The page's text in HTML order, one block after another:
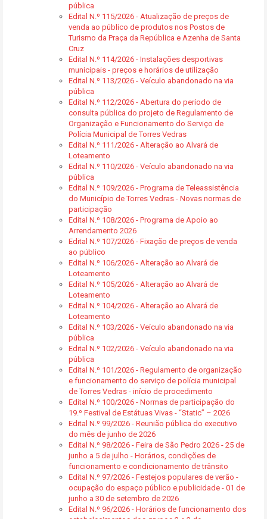
pública
Edital N.º 115/2026 - Atualização de preços de
venda ao público de produtos nos Postos de
Turismo da Praça da República e Azenha de Santa
Cruz
Edital N.º 114/2026 - Instalações desportivas
municipais - preços e horários de utilização
Edital N.º 113/2026 - Veículo abandonado na via
pública
Edital N.º 112/2026 - Abertura do período de
consulta pública do projeto de Regulamento de
Organização e Funcionamento do Serviço de
Polícia Municipal de Torres Vedras
Edital N.º 111/2026 - Alteração ao Alvará de
Loteamento
Edital N.º 110/2026 - Veículo abandonado na via
pública
Edital N.º 109/2026 - Programa de Teleassistência
do Município de Torres Vedras - Novas normas de
participação
Edital N.º 108/2026 - Programa de Apoio ao
Arrendamento 2026
Edital N.º 107/2026 - Fixação de preços de venda
ao público
Edital N.º 106/2026 - Alteração ao Alvará de
Loteamento
Edital N.º 105/2026 - Alteração ao Alvará de
Loteamento
Edital N.º 104/2026 - Alteração ao Alvará de
Loteamento
Edital N.º 103/2026 - Veículo abandonado na via
pública
Edital N.º 102/2026 - Veículo abandonado na via
pública
Edital N.º 101/2026 - Regulamento de organização
e funcionamento do serviço de polícia municipal
de Torres Vedras - início de procedimento
Edital N.º 100/2026 - Normas de participação do
19.º Festival de Estátuas Vivas - “Static” – 2026
Edital N.º 99/2026 - Reunião pública do executivo
do mês de junho de 2026
Edital N.º 98/2026 - Feira de São Pedro 2026 - 25 de
junho a 5 de julho - Horários, condições de
funcionamento e condicionamento de trânsito
Edital N.º 97/2026 - Festejos populares de verão -
ocupação do espaço público e publicidade - 01 de
junho a 30 de setembro de 2026
Edital N.º 96/2026 - Horários de funcionamento dos